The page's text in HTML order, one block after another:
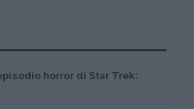
horror di Star Trek: